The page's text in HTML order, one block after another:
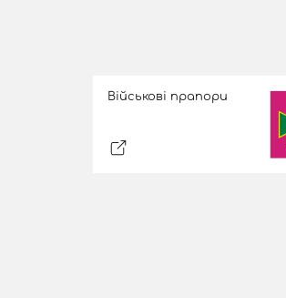
Військові прапори